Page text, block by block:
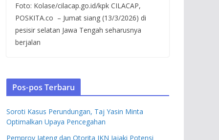
Foto: Kolase/cilacap.go.id/kpk CILACAP,
POSKITA.co – Jumat siang (13/3/2026) di
pesisir selatan Jawa Tengah seharusnya
berjalan
Pos-pos Terbaru
Soroti Kasus Perundungan, Taj Yasin Minta
Optimalkan Upaya Pencegahan
Pemprov Jateng dan Otorita IKN Jajaki Potensi